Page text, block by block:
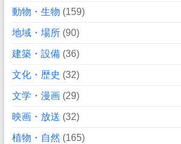
動物・生物 (159)
地域・場所(90)
建築・設備(36)
文化・歴史 (32)
文学・漫画(29)
映画・放送 (32)
植物・自然 (165)